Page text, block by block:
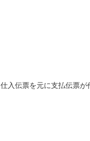
仕入伝票を元に支払伝票が